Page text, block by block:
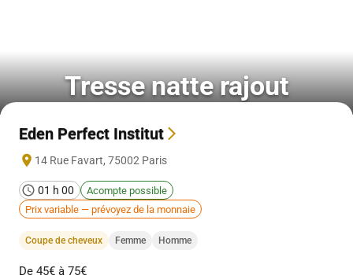
Tresse natte rajout
Eden Perfect Institut
14 Rue Favart, 75002 Paris
01 h 00
Acompte possible
Prix variable — prévoyez de la monnaie
Coupe de cheveux Femme Homme
De 45€ à 75€